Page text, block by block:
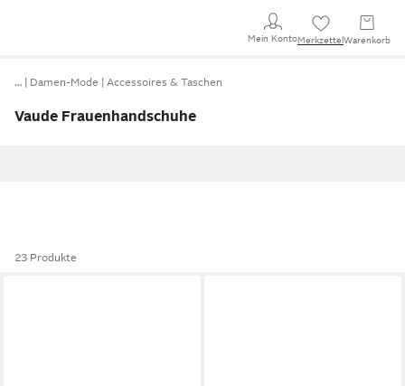
Mein KontoMerkzettel Warenkorb
… Damen-Mode Accessoires & Taschen
Vaude Frauenhandschuhe
23 Produkte